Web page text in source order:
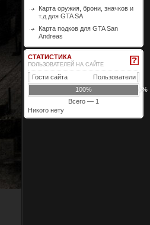
Карта оружия, брони, значков и
т.д для GTA SA
Карта подков для GTA San
Andreas
СТАТИСТИКА
ПОЛЬЗОВАТЕЛЕЙ НА САЙТЕ
Пользователи
Гости сайта
100%
0%
Всего — 1
Никого нету